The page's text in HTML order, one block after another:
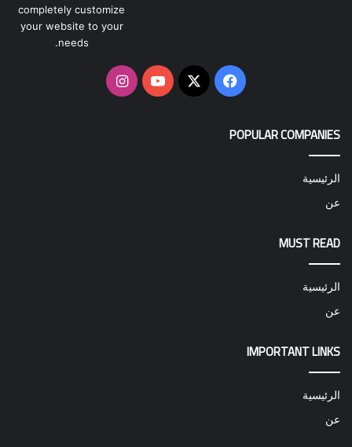
completely customize
your website to your
needs.
فيسبوك
‫X
‫YouTubeانستقرام
POPULAR COMPANIES
الرئيسية
عن
MUST READ
الرئيسية
عن
IMPORTANT LINKS
الرئيسية
عن